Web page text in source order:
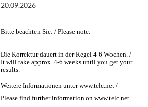
20.09.2026
Bitte beachten Sie: / Please note:
Die Korrektur dauert in der Regel 4-6 Wochen. /
It will take approx. 4-6 weeks until you get your
results.
Weitere Informationen unter www.telc.net /
Please find further information on www.telc.net